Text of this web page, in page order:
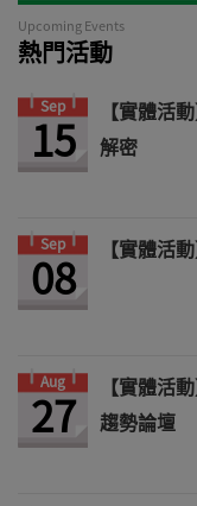
Upcoming Events
熱門活動
Sep
15
【實體活
解密
Sep
08 【實體活
Aug
27
【實體活
趨勢論壇